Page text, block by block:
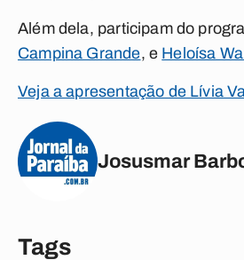
Além dela, participam do
Campina Grande, e Heloísa
Veja a apresentação de Lívia
Josusmar
Tags